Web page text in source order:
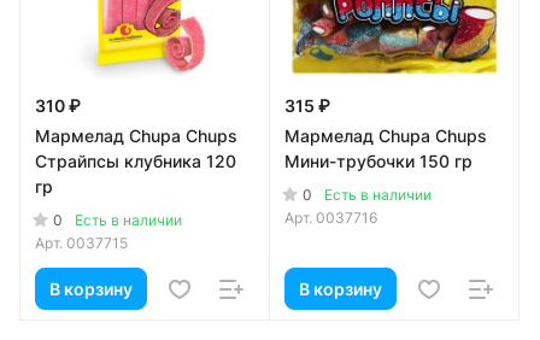
310 ₽
Мармелад Chupa Chups
Страйпсы клубника 120
гр
0
Есть в наличии
Арт. 0037715
В корзину
315 ₽
Мармелад Chupa Chups
Мини-трубочки 150 гр
0
Есть в наличии
Арт. 0037716
В корзину